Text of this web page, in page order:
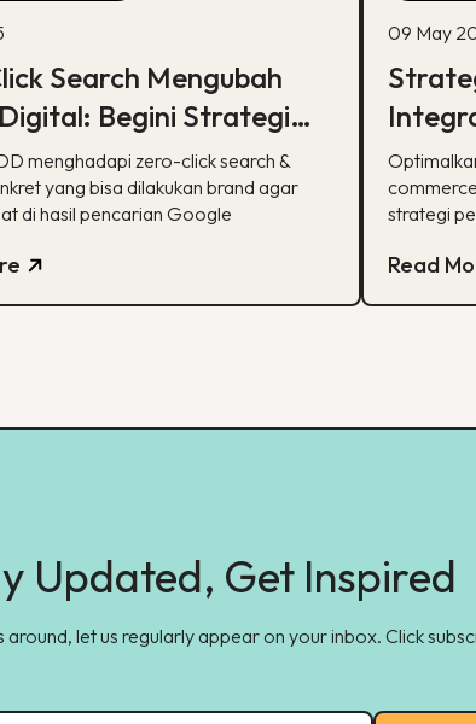
Search Mengubah
Begini Strategi
yang Bisa Dilakukan
menghadapi zero-click search &
yang bisa dilakukan brand agar
di hasil pencarian Google
09 May
strategi
Read
Updated, Get Inspired
around, let us regularly appear on your inbox. Click